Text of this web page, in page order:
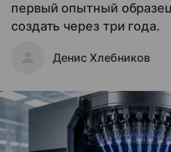
первый опытный
создать через три года.
Денис Хлебников